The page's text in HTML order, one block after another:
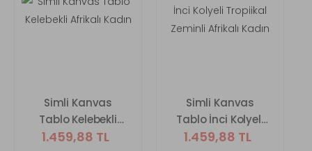
Simli Kanvas
Tablo Kelebekli
Afrikalı Kadın
1.459,88 TL
Simli Kanvas
Tablo İnci Kolyeli
Tropiikal Zeminli
1.459,88 TL